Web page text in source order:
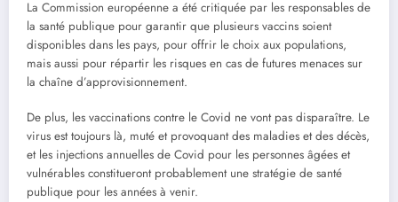
La Commission européenne a été critiquée par les responsables de
la santé publique pour garantir que plusieurs vaccins soient
disponibles dans les pays, pour offrir le choix aux populations,
mais aussi pour répartir les risques en cas de futures menaces sur
la chaîne d’approvisionnement.
De plus, les vaccinations contre le Covid ne vont pas disparaître. Le
virus est toujours là, muté et provoquant des maladies et des décès,
et les injections annuelles de Covid pour les personnes âgées et
vulnérables constitueront probablement une stratégie de santé
publique pour les années à venir.